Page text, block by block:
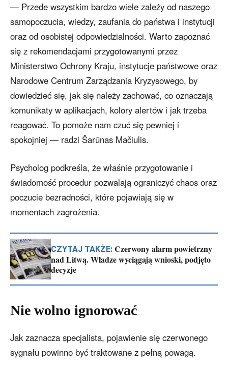
— Przede wszystkim bardzo wiele zależy od naszego
samopoczucia, wiedzy, zaufania do państwa i instytucji
oraz od osobistej odpowiedzialności. Warto zapoznać
się z rekomendacjami przygotowanymi przez
Ministerstwo Ochrony Kraju, instytucje państwowe oraz
Narodowe Centrum Zarządzania Kryzysowego, by
dowiedzieć się, jak się należy zachować, co oznaczają
komunikaty w aplikacjach, kolory alertów i jak trzeba
reagować. To pomoże nam czuć się pewniej i
spokojniej — radzi Šarūnas Mačiulis.
Psycholog podkreśla, że właśnie przygotowanie i
świadomość procedur pozwalają ograniczyć chaos oraz
poczucie bezradności, które pojawiają się w
momentach zagrożenia.
CZYTAJ TAKŻE: Czerwony alarm powietrzny
nad Litwą. Władze wyciągają wnioski, podjęto
decyzje
Nie wolno ignorować
Jak zaznacza specjalista, pojawienie się czerwonego
sygnału powinno być traktowane z pełną powagą.